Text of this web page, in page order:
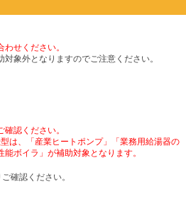
せください。
象外となりますのでご注意ください。
認ください。
は、「産業ヒートポンプ」「業務用給湯器の
ボイラ」が補助対象となります。
確認ください。